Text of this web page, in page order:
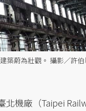
蔚為壯觀。 攝影／許伯
機廠（Taipei